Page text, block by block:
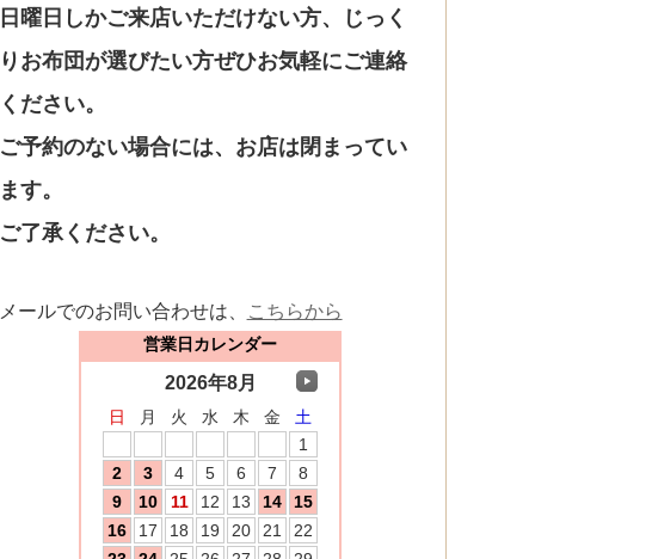
日曜日しかご来店いただけない方、じっく
りお布団が選びたい方ぜひお気軽にご連絡
ください。
ご予約のない場合には、お店は閉まってい
ます。
ご了承ください。
メールでのお問い合わせは、 こちらから